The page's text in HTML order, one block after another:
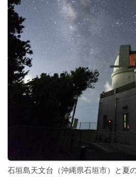
石垣島天文台（沖縄県石垣市）と夏